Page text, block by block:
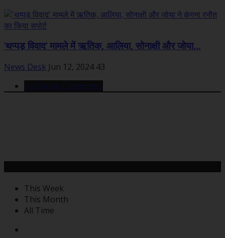
'थप्पड़ विवाद' मामले में ऋतिक, आलिया, सोनाक्षी और जोया...
News Desk Jun 12, 2024 43
Facebook Comments
This Week
This Month
All Time